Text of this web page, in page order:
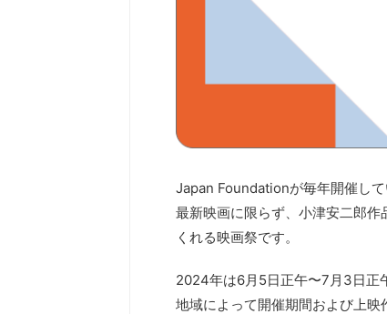
Japan Foundationが毎年開催して
最新映画に限らず、小津安二郎
くれる映画祭です。
2024年は6月5日正午〜7月3日正
地域によって開催期間および上映